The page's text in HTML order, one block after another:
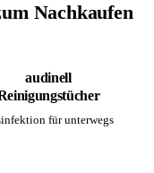
Nachkaufen
audinell
für unterwegs